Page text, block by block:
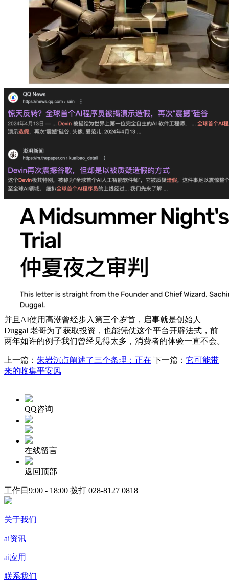
并且AI使用高潮曾经步入第三个岁首，启事就是创始人
Duggal 老哥为了获取投资，也能凭仗这个平台开辟法式，前
两年如许的例子我们曾经见得太多，消费者的体验一直不会。
上一篇： 朱岩沉点阐述了三个条理：正在 下一篇： 它可能带
来的收集平安风
QQ咨询
在线留言
返回顶部
工作日9:00 - 18:00 拨打 028-8127 0818
关于我们
ai资讯
ai应用
联系我们